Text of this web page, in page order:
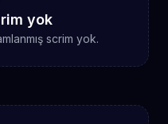
yok
scrim yok.